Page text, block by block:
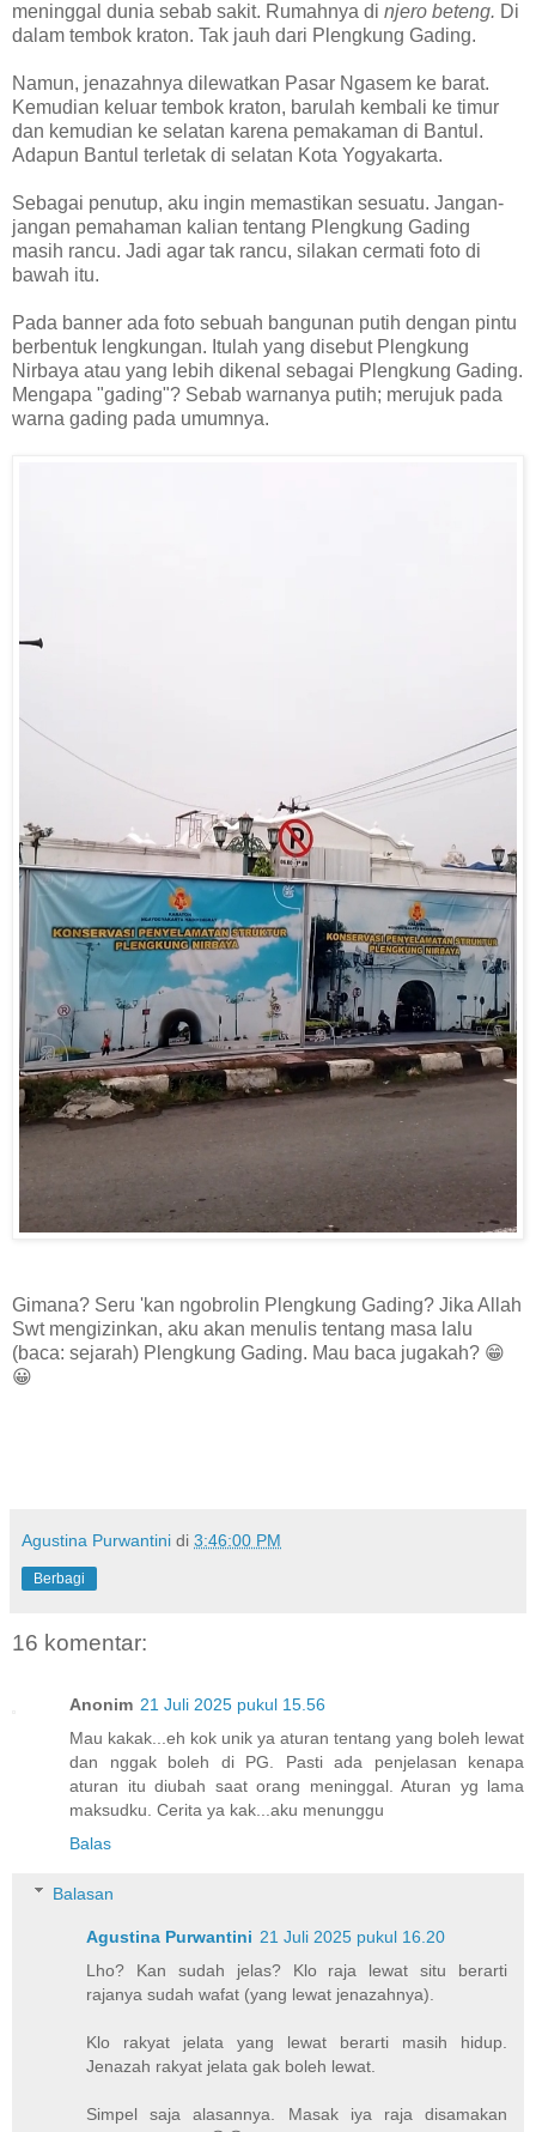
meninggal dunia sebab sakit. Rumahnya di njero beteng. Di
dalam tembok kraton. Tak jauh dari Plengkung Gading.
Namun, jenazahnya dilewatkan Pasar Ngasem ke barat.
Kemudian keluar tembok kraton, barulah kembali ke timur
dan kemudian ke selatan karena pemakaman di Bantul.
Adapun Bantul terletak di selatan Kota Yogyakarta.
Sebagai penutup, aku ingin memastikan sesuatu. Jangan-
jangan pemahaman kalian tentang Plengkung Gading
masih rancu. Jadi agar tak rancu, silakan cermati foto di
bawah itu.
Pada banner ada foto sebuah bangunan putih dengan pintu
berbentuk lengkungan. Itulah yang disebut Plengkung
Nirbaya atau yang lebih dikenal sebagai Plengkung Gading.
Mengapa "gading"? Sebab warnanya putih; merujuk pada
warna gading pada umumnya.
Gimana? Seru 'kan ngobrolin Plengkung Gading? Jika Allah
Swt mengizinkan, aku akan menulis tentang masa lalu
(baca: sejarah) Plengkung Gading. Mau baca jugakah? 😁
😀
Agustina Purwantini di 3:46:00 PM
Berbagi
16 komentar:
Anonim 21 Juli 2025 pukul 15.56
Mau kakak...eh kok unik ya aturan tentang yang boleh lewat
dan nggak boleh di PG. Pasti ada penjelasan kenapa
aturan itu diubah saat orang meninggal. Aturan yg lama
maksudku. Cerita ya kak...aku menunggu
Balas
Balasan
Agustina Purwantini 21 Juli 2025 pukul 16.20
Lho? Kan sudah jelas? Klo raja lewat situ berarti
rajanya sudah wafat (yang lewat jenazahnya).
Klo rakyat jelata yang lewat berarti masih hidup.
Jenazah rakyat jelata gak boleh lewat.
Simpel saja alasannya. Masak iya raja disamakan